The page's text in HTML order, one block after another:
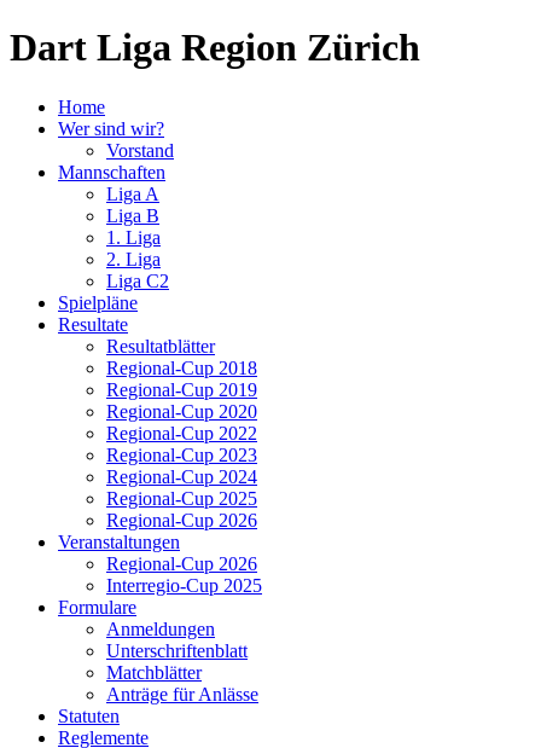
Dart Liga Region Zürich
Home
Wer sind wir?
Vorstand
Mannschaften
Liga A
Liga B
1. Liga
2. Liga
Liga C2
Spielpläne
Resultate
Resultatblätter
Regional-Cup 2018
Regional-Cup 2019
Regional-Cup 2020
Regional-Cup 2022
Regional-Cup 2023
Regional-Cup 2024
Regional-Cup 2025
Regional-Cup 2026
Veranstaltungen
Regional-Cup 2026
Interregio-Cup 2025
Formulare
Anmeldungen
Unterschriftenblatt
Matchblätter
Anträge für Anlässe
Statuten
Reglemente